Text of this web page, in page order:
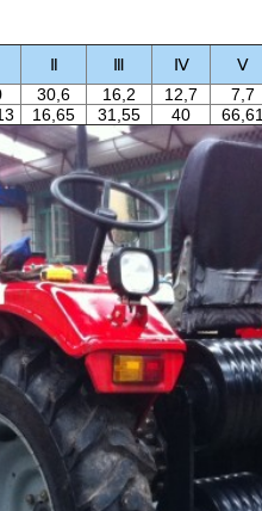
Ⅱ Ⅲ Ⅳ Ⅴ
30,6 16,2 12,7 7,7
16,65 31,55 40 66,61